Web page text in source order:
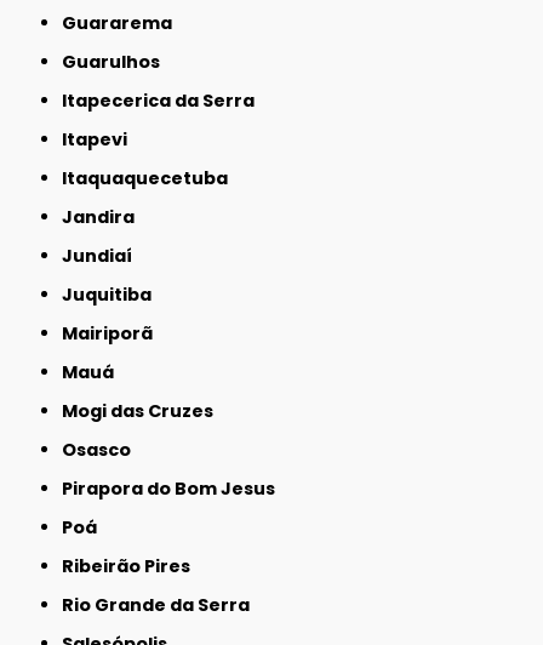
Guararema
Guarulhos
Itapecerica da Serra
Itapevi
Itaquaquecetuba
Jandira
Jundiaí
Juquitiba
Mairiporã
Mauá
Mogi das Cruzes
Osasco
Pirapora do Bom Jesus
Poá
Ribeirão Pires
Rio Grande da Serra